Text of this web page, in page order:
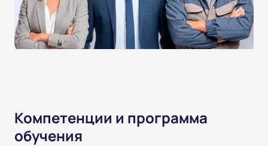
Компетенции и программа
обучения